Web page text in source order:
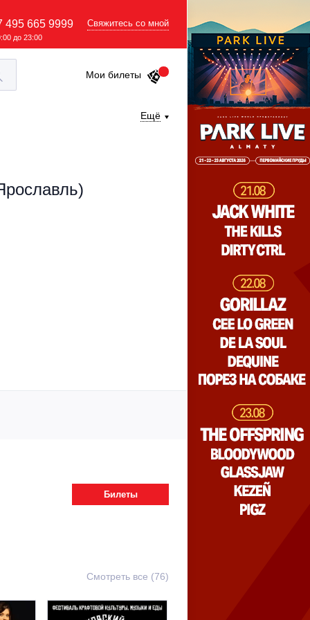
495 665 9999
до 23:00
Свяжитесь со мной
Мои билеты
Ещё
Билеты
Смотреть все (76)